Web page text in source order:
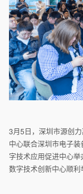
3月5日，深圳市源创
中心联合深圳市电子
字技术应用促进中心举
数字技术创新中心顺利